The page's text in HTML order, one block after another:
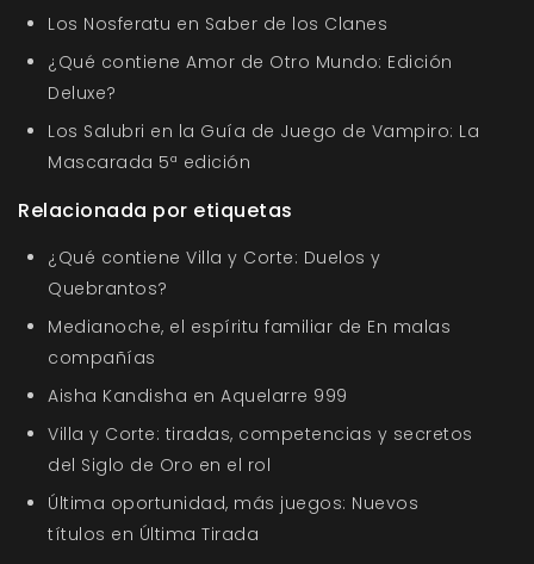
Los Nosferatu en Saber de los Clanes
¿Qué contiene Amor de Otro Mundo: Edición
Deluxe?
Los Salubri en la Guía de Juego de Vampiro: La
Mascarada 5ª edición
Relacionada por etiquetas
¿Qué contiene Villa y Corte: Duelos y
Quebrantos?
Medianoche, el espíritu familiar de En malas
compañías
Aisha Kandisha en Aquelarre 999
Villa y Corte: tiradas, competencias y secretos
del Siglo de Oro en el rol
Última oportunidad, más juegos: Nuevos
títulos en Última Tirada